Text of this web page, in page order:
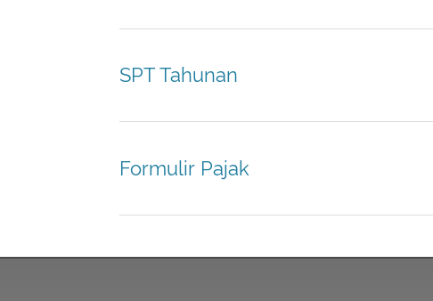
SPT Tahunan
Formulir Pajak